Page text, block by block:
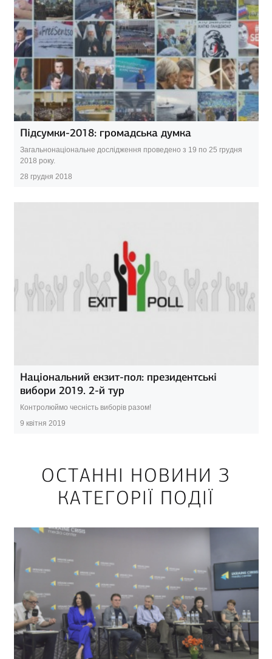
Підсумки-2018: громадська думка
Загальнонаціональне дослідження проведено з 19 по 25 грудня
2018 року.
28 грудня 2018
Національний екзит-пол: президентські
вибори 2019. 2-й тур
Контролюймо чесність виборів разом!
9 квітня 2019
ОСТАННІ НОВИНИ З
КАТЕГОРІЇ ПОДІЇ